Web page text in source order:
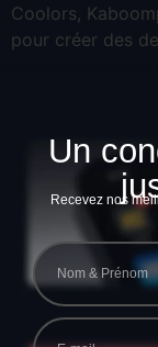
Coolors,
pour créer des
Un
Recevez nos